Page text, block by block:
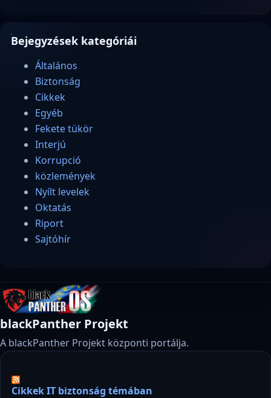
Bejegyzések kategóriái
Általános
Biztonság
Cikkek
Egyéb
Fekete tükör
Interjú
Korrupció
közlemények
Nyílt levelek
Oktatás
Riport
Sajtóhír
blackPanther Projekt
A blackPanther Projekt központi portálja.
Cikkek IT biztonság témában